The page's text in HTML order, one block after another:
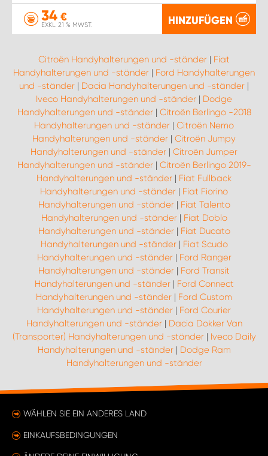
34 €
EXKL. 21 % MWST. HINZUFÜGEN
Citroën Handyhalterungen und -ständer | Fiat
Handyhalterungen und -ständer | Ford Handyhalterungen
und -ständer | Dacia Handyhalterungen und -ständer |
Iveco Handyhalterungen und -ständer | Dodge
Handyhalterungen und -ständer| Citroën Berlingo -2018
Handyhalterungen und -ständer | Citroën Nemo
Handyhalterungen und -ständer | Citroën Jumpy
Handyhalterungen und -ständer | Citroën Jumper
Handyhalterungen und -ständer| Citroën Berlingo 2019-
Handyhalterungen und -ständer | Fiat Fullback
Handyhalterungen und -ständer | Fiat Fiorino
Handyhalterungen und -ständer| Fiat Talento
Handyhalterungen und -ständer| Fiat Doblo
Handyhalterungen und -ständer| Fiat Ducato
Handyhalterungen und -ständer| Fiat Scudo
Handyhalterungen und -ständer| Ford Ranger
Handyhalterungen und -ständer | Ford Transit
Handyhalterungen und -ständer| Ford Connect
Handyhalterungen und -ständer | Ford Custom
Handyhalterungen und -ständer | Ford Courier
Handyhalterungen und -ständer| Dacia Dokker Van
(Transporter) Handyhalterungen und -ständer| Iveco Daily
Handyhalterungen und -ständer| Dodge Ram
Handyhalterungen und -ständer
WÄHLEN SIE EIN ANDERES LAND
EINKAUFSBEDINGUNGEN